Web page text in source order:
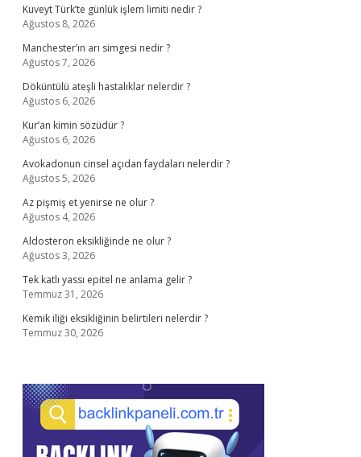
Kuveyt Türk’te günlük işlem limiti nedir ?
Ağustos 8, 2026
Manchester’ın arı simgesi nedir ?
Ağustos 7, 2026
Döküntülü ateşli hastalıklar nelerdir ?
Ağustos 6, 2026
Kur’an kimin sözüdür ?
Ağustos 6, 2026
Avokadonun cinsel açıdan faydaları nelerdir ?
Ağustos 5, 2026
Az pişmiş et yenirse ne olur ?
Ağustos 4, 2026
Aldosteron eksikliğinde ne olur ?
Ağustos 3, 2026
Tek katlı yassı epitel ne anlama gelir ?
Temmuz 31, 2026
Kemik iliği eksikliğinin belirtileri nelerdir ?
Temmuz 30, 2026